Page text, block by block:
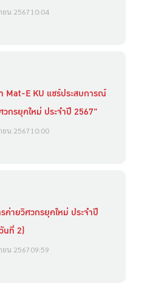
ยน 256710:04
Mat-E KU แชร์ประสบการณ์
กรยุคใหม่ ประจำปี 2567"
ยน 256710:00
ค่ายวิศวกรยุคใหม่ ประจำปี
นที่ 2)
ยน 256709:59